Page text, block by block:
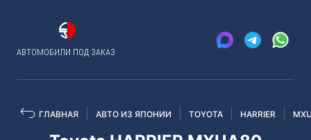
АВТОМОБИЛИ ПОД ЗАКАЗ
ГЛАВНАЯ АВТО ИЗ ЯПОНИИ TOYOTA HARRIER